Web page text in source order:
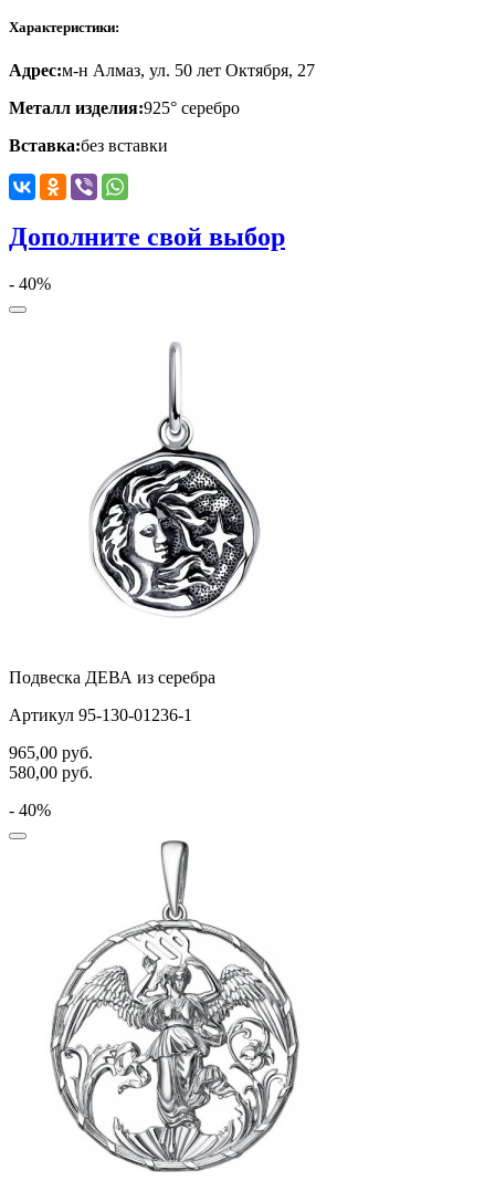
яблочки
ящерки
Характеристики:
Адрес:м-н Алмаз, ул. 50 лет Октября, 27
Металл изделия:925° серебро
Вставка:без вставки
Дополните свой выбор
- 40%
Подвеска ДЕВА из серебра
Артикул 95-130-01236-1
965,00 руб.
580,00 руб.
- 40%